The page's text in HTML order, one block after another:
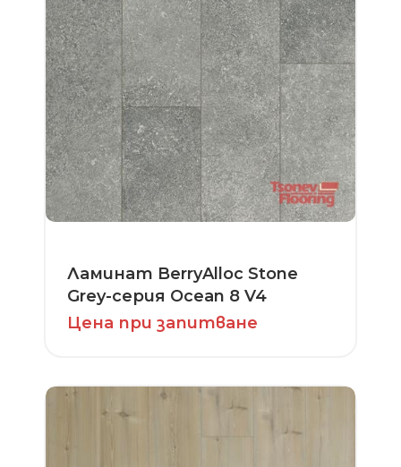
Ламинат BerryAlloc Stone
Grey-серия Ocean 8 V4
Цена при запитване